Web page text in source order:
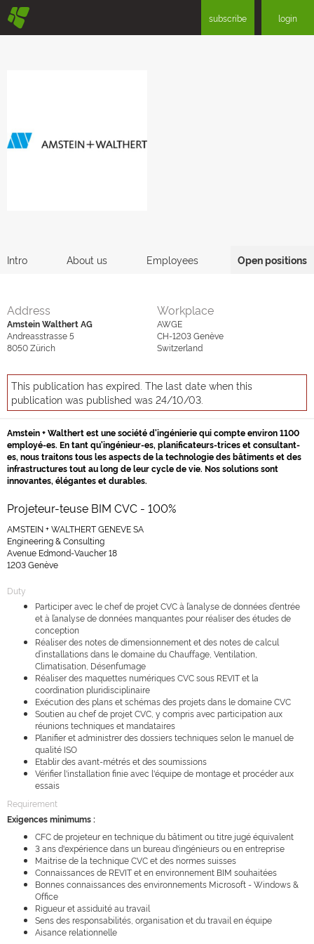
§ subscribe login
Intro About us Employees Open positions
Address
Amstein Walthert AG
Andreasstrasse 5
8050Zürich
Workplace
AWGE
CH-1203Genève
Switzerland
This publication has expired. The last date when this
publication was published was 24/10/03.
Amstein + Walthert est une société d'ingénierie qui compte environ 1100
employé-es. En tant qu'ingénieur-es, planificateurs-trices et consultant-
es, nous traitons tous les aspects de la technologie des bâtiments et des
infrastructures tout au long de leur cycle de vie. Nos solutions sont
innovantes, élégantes et durables.
Projeteur-teuse BIM CVC - 100%
AMSTEIN + WALTHERT GENEVE SA
Engineering & Consulting
Avenue Edmond-Vaucher 18
1203 Genève
Duty
Participer avec le chef de projet CVC à l’analyse de données d’entrée
et à l’analyse de données manquantes pour réaliser des études de
conception
Réaliser des notes de dimensionnement et des notes de calcul
d’installations dans le domaine du Chauffage, Ventilation,
Climatisation, Désenfumage
Réaliser des maquettes numériques CVC sous REVIT et la
coordination pluridisciplinaire
Exécution des plans et schémas des projets dans le domaine CVC
Soutien au chef de projet CVC, y compris avec participation aux
réunions techniques et mandataires
Planifier et administrer des dossiers techniques selon le manuel de
qualité ISO
Etablir des avant-métrés et des soumissions
Vérifier l'installation finie avec l'équipe de montage et procéder aux
essais
Requirement
Exigences minimums :
CFC de projeteur en technique du bâtiment ou titre jugé équivalent
3 ans d'expérience dans un bureau d'ingénieurs ou en entreprise
Maitrise de la technique CVC et des normes suisses
Connaissances de REVIT et en environnement BIM souhaitées
Bonnes connaissances des environnements Microsoft - Windows &
Office
Rigueur et assiduité au travail
Sens des responsabilités, organisation et du travail en équipe
Aisance relationnelle